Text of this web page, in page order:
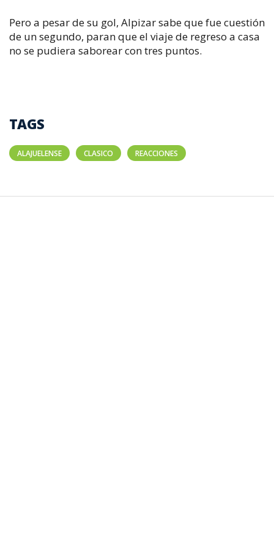
Pero a pesar de su gol, Alpizar sabe que fue cuestión
de un segundo, paran que el viaje de regreso a casa
no se pudiera saborear con tres puntos.
TAGS
ALAJUELENSE CLASICO REACCIONES